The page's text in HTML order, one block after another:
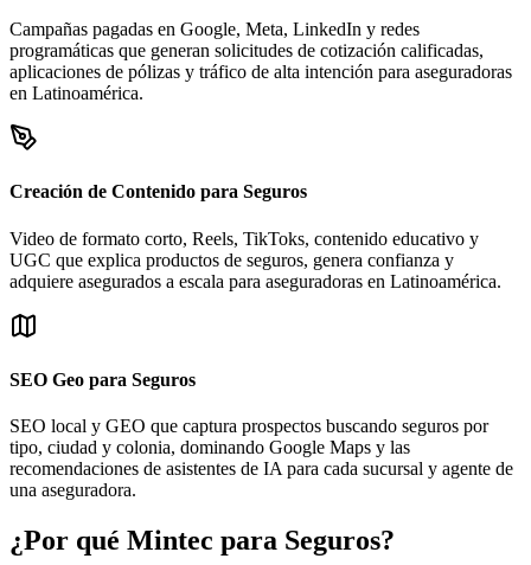
Campañas pagadas en Google, Meta, LinkedIn y redes
programáticas que generan solicitudes de cotización calificadas,
aplicaciones de pólizas y tráfico de alta intención para aseguradoras
en Latinoamérica.
Creación de Contenido para Seguros
Video de formato corto, Reels, TikToks, contenido educativo y
UGC que explica productos de seguros, genera confianza y
adquiere asegurados a escala para aseguradoras en Latinoamérica.
SEO Geo para Seguros
SEO local y GEO que captura prospectos buscando seguros por
tipo, ciudad y colonia, dominando Google Maps y las
recomendaciones de asistentes de IA para cada sucursal y agente de
una aseguradora.
¿Por qué Mintec para Seguros?